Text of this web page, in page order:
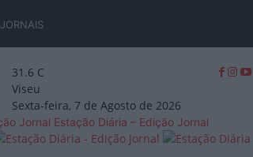
JORNAIS
31.6 C
Viseu
Sexta-feira, 7 de Agosto de 2026
Estação Diária – Edição Jornal